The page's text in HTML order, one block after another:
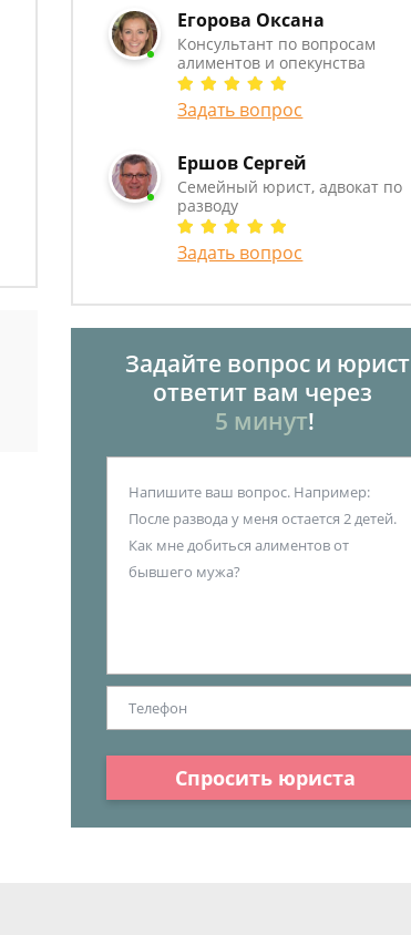
Егорова Оксана
Консультант по вопросам
алиментов и опекунства
Задать вопрос
Ершов Сергей
Семейный юрист, адвокат по
разводу
Задать вопрос
Задайте вопрос и юрист
ответит вам через
5 минут!
Спросить юриста